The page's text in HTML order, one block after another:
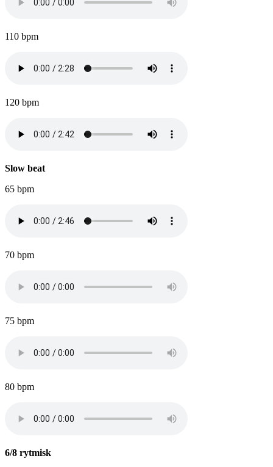
110 bpm
120 bpm
Slow beat
65 bpm
70 bpm
75 bpm
80 bpm
6/8 rytmisk